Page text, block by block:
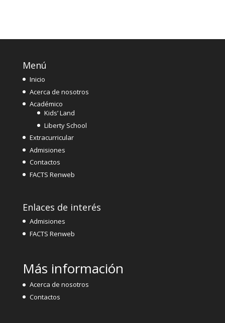
Menú
Inicio
Acerca de nosotros
Académico
Kids’ Land
Liberty School
Extracurricular
Admisiones
Contactos
FACTS Renweb
Enlaces de interés
Admisiones
FACTS Renweb
Más información
Acerca de nosotros
Contactos